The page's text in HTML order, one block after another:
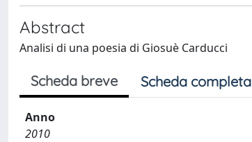
Abstract
Analisi di una poesia di Giosuè Carducci
Scheda breve Scheda completa
Anno
2010